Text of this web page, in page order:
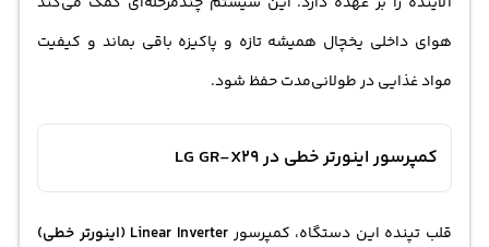
هوای داخلی یخچال همیشه تازه و پاکیزه باقی بماند و کیفیت
مواد غذایی در طولانی‌مدت حفظ شود.
کمپرسور اینورتر خطی در LG GR-X29
قلب تپنده این دستگاه، کمپرسورLinear Inverter (اینورتر خطی)